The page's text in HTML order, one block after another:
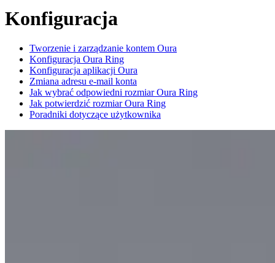
Konfiguracja
Tworzenie i zarządzanie kontem Oura
Konfiguracja Oura Ring
Konfiguracja aplikacji Oura
Zmiana adresu e-mail konta
Jak wybrać odpowiedni rozmiar Oura Ring
Jak potwierdzić rozmiar Oura Ring
Poradniki dotyczące użytkownika